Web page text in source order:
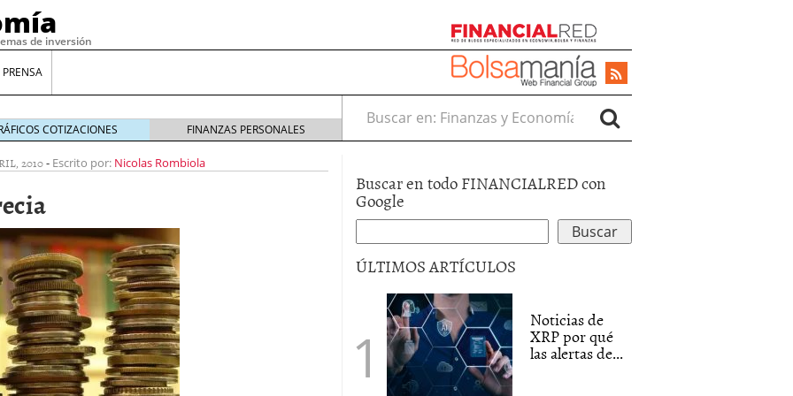
de inversión
¿Por qué el Préstamo Promotor privado
12 de diciembre de 2025
aprovechar esta opción para gestionar tus
de 2025
es una decisión financiera: cómo anticiparte
COTIZACIONES FINANZAS PERSONALES
Buscar en:
2010- Escrito por: Nicolas Rombiola
Buscar en todo FINANCIALRED con
Google
ÚLTIMOS ARTÍCULOS
Noticias de
XRP por qué
las alertas de...